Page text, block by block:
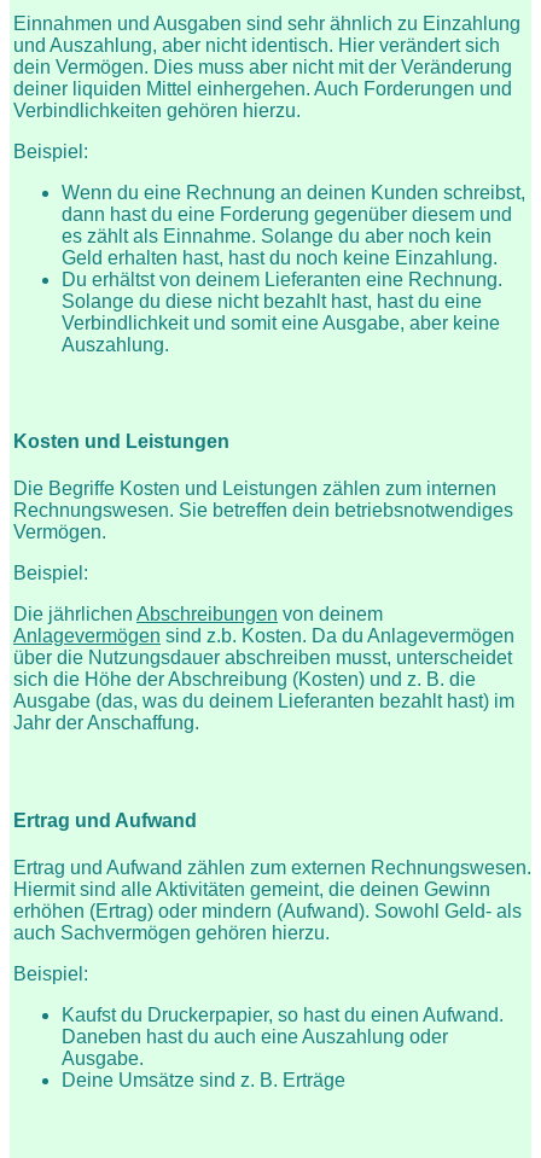
Einnahmen und Ausgaben sind sehr ähnlich zu Einzahlung
und Auszahlung, aber nicht identisch. Hier verändert sich
dein Vermögen. Dies muss aber nicht mit der Veränderung
deiner liquiden Mittel einhergehen. Auch Forderungen und
Verbindlichkeiten gehören hierzu.
Beispiel:
Wenn du eine Rechnung an deinen Kunden schreibst,
dann hast du eine Forderung gegenüber diesem und
es zählt als Einnahme. Solange du aber noch kein
Geld erhalten hast, hast du noch keine Einzahlung.
Du erhältst von deinem Lieferanten eine Rechnung.
Solange du diese nicht bezahlt hast, hast du eine
Verbindlichkeit und somit eine Ausgabe, aber keine
Auszahlung.
Kosten und Leistungen
Die Begriffe Kosten und Leistungen zählen zum internen
Rechnungswesen. Sie betreffen dein betriebsnotwendiges
Vermögen.
Beispiel:
Die jährlichen Abschreibungen von deinem
Anlagevermögen sind z.b. Kosten. Da du Anlagevermögen
über die Nutzungsdauer abschreiben musst, unterscheidet
sich die Höhe der Abschreibung (Kosten) und z. B. die
Ausgabe (das, was du deinem Lieferanten bezahlt hast) im
Jahr der Anschaffung.
Ertrag und Aufwand
Ertrag und Aufwand zählen zum externen Rechnungswesen.
Hiermit sind alle Aktivitäten gemeint, die deinen Gewinn
erhöhen (Ertrag) oder mindern (Aufwand). Sowohl Geld- als
auch Sachvermögen gehören hierzu.
Beispiel:
Kaufst du Druckerpapier, so hast du einen Aufwand.
Daneben hast du auch eine Auszahlung oder
Ausgabe.
Deine Umsätze sind z. B. Erträge